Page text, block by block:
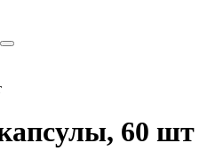
60 шт